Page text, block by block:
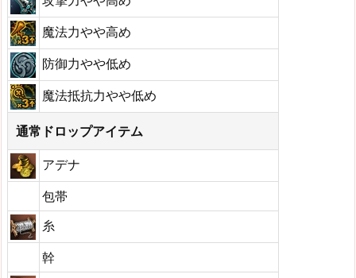
魔法力やや高め
防御力やや低め
魔法抵抗力やや低め
通常ドロップアイテム
アデナ
包帯
糸
幹